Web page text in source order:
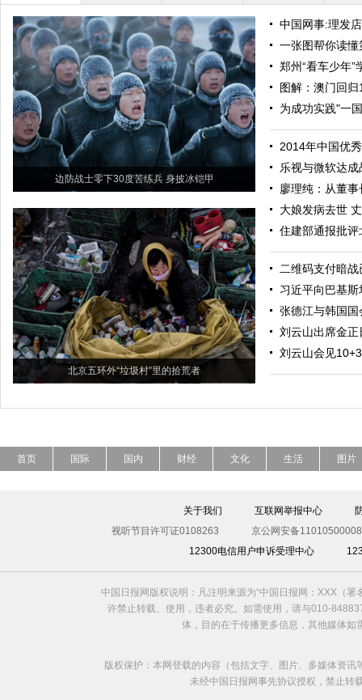
边防战士零下30度苦练兵 身披冰铠甲
北京五环外“垃圾村”里的拾荒者
中国网事:理发
一张图帮你读
郑州“看车少年”
图解：澳门回
为成功实践"一
2014年中国优
乐视与微软达
廖理纯：从董事
大娘发病去世
住建部通报批
二维码支付暗
习近平向巴基
张德江与韩国
刘云山出席金
刘云山会见
首页 国际 国内 财经 文化 生活 图片
关于我们 互联网举报中心
视听节目许可证0108263
京公网安备
12300电信用户申诉受理中心
中国日报网版权说明：凡注明来源为“中国日报网：XXX（
许禁止转载、使用，违者必究。如需使用，请与010-
体，目的在于传播更多信息，其他媒体
版权保护：本网登载的内容（包括文字、图片、多媒体资
未经中国日报网事先协议授权，禁止转